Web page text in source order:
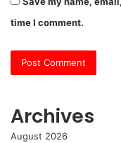
time I comment.
Archives
August 2026